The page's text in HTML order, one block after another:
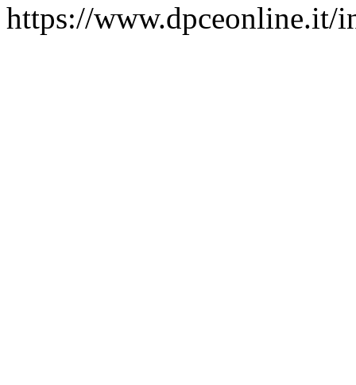
https://www.dpceonline.it/